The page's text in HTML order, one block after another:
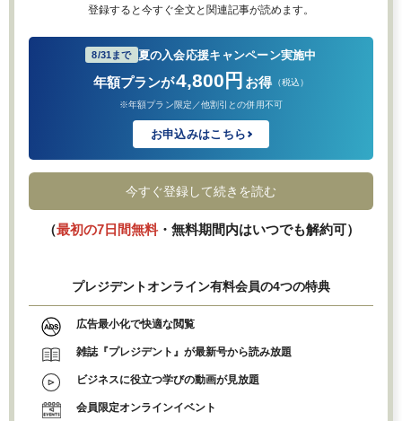
登録すると今すぐ全文と関連記事が読めます。
8/31まで 夏の入会応援キャンペーン実施中
年額プランが4,800円 お得 （税込）
※年額プラン限定／他割引との併用不可
お申込みはこちら
今すぐ登録して続きを読む
（最初の7日間無料・無料期間内はいつでも解約可）
プレジデントオンライン有料会員の4つの特典
広告最小化で快適な閲覧
雑誌『プレジデント』が最新号から読み放題
ビジネスに役立つ学びの動画が見放題
会員限定オンラインイベント